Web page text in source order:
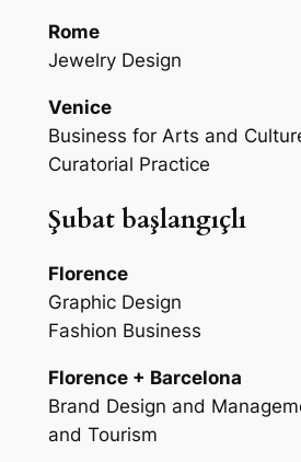
Rome
Jewelry Design
Venice
Business for Arts and
Curatorial Practice
Şubat başlangıçlı
Florence
Graphic Design
Fashion Business
Florence + Barcelona
Brand Design and
and Tourism